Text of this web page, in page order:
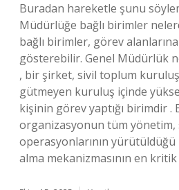
Buradan hareketle şunu
Müdürlüğe bağlı birimler
bağlı birimler, görev
gösterebilir. Genel Müdürlük
, bir şirket, sivil toplum
gütmeyen kuruluş içinde
kişinin görev yaptığı birimdir .
organizasyonun tüm yönetim,
operasyonlarının
alma mekanizmasının en kritik